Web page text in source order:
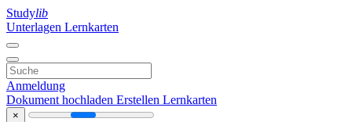
Studylib
Unterlagen Lernkarten
Anmeldung
Dokument hochladen Erstellen Lernkarten
×